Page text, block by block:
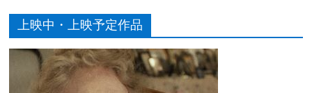
上映中・上映予定作品